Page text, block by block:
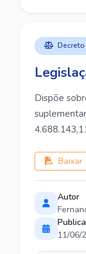
Decreto
Dispõe
Baixar
Autor
11/06/